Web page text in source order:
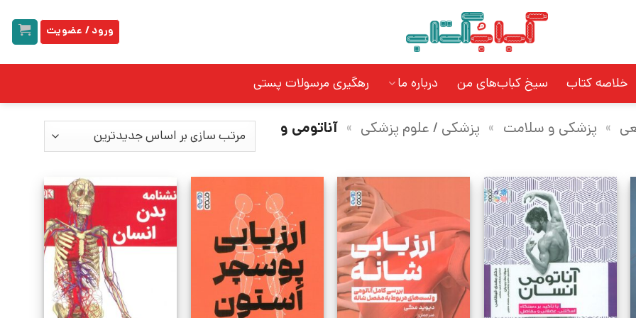
ورود / عضویت
خلاصه کتاب سیخ کباب‌های من درباره ما رهگیری مرسولات پستی
» پزشکی و سلامت » پزشکی / علوم پزشکی » آناتومی و